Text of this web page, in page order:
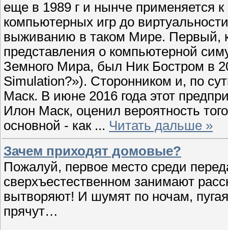
еще в 1989 г и нынче применяется
компьютерных игр до
выживанию в таком Мире. Первый,
представления о компьютерной
Земного Мира, был Ник Бостром в
Simulation?»). Сторонником и, по
Маск. В июне 2016 года этот
Илон Маск, оценил вероятность
основной - как ... Читать дальше »
Зачем приходят домовые?
Пожалуй, первое место среди
сверхъестественном занимают
вытворяют! И шумят по ночам,
прячут…